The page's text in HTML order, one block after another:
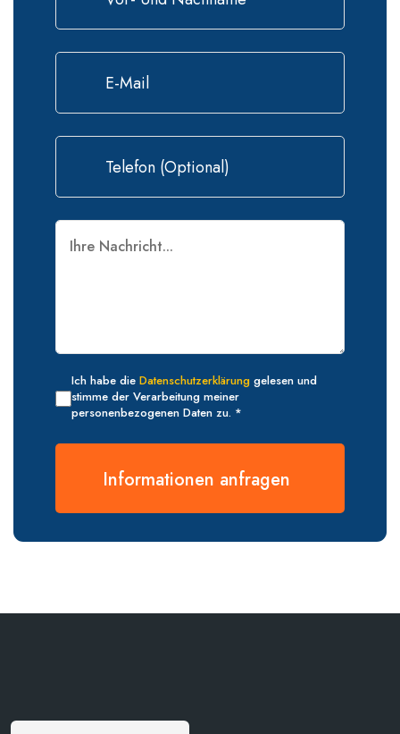
Ich habe die Datenschutzerklärung gelesen und
stimme der Verarbeitung meiner
personenbezogenen Daten zu. *
Informationen anfragen